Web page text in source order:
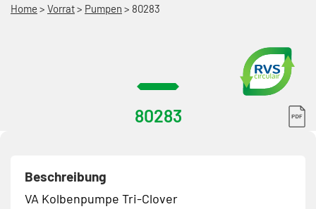
Home > Vorrat> Pumpen > 80283
80283
Beschreibung
VA Kolbenpumpe Tri-Clover